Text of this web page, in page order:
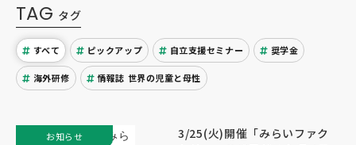
TAG タグ
すべて ピックアップ 自立支援セミナー 奨学金
海外研修 情報誌 世界の児童と母性
3/25(火)開催「みらいファク
お知らせ